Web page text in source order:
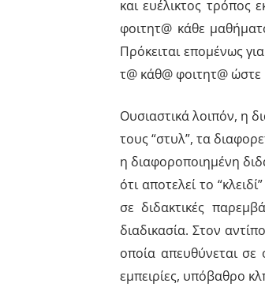
και ευέλικτος
φοιτητ@ κάθε
Πρόκειται επομένως
τ@ κάθ@ φοιτητ@
Ουσιαστικά λοιπόν, η
τους “στυλ”, τα
η διαφοροποιημένη
ότι αποτελεί το
σε διδακτικές
διαδικασία. Στον
οποία απευθύνεται σε
εμπειρίες, υπόβαθρο